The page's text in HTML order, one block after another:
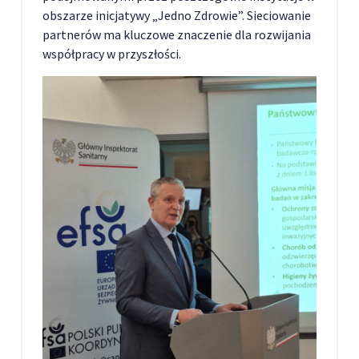
obszarze inicjatywy „Jedno Zdrowie”. Sieciowanie
partnerów ma kluczowe znaczenie dla rozwijania
współpracy w przyszłości.